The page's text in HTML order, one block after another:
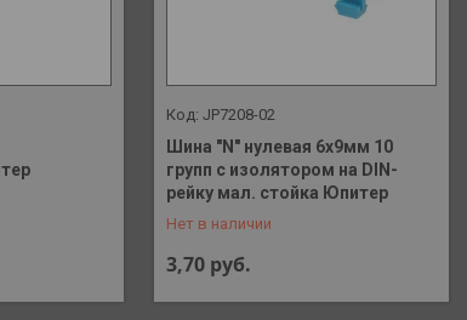
JP7208-02
Шина "N" нулевая 6х9мм 10
групп с изолятором на DIN-
рейку мал. стойка Юпитер
Нет в наличии
3,70 руб.
+375 (29) 648-41-90